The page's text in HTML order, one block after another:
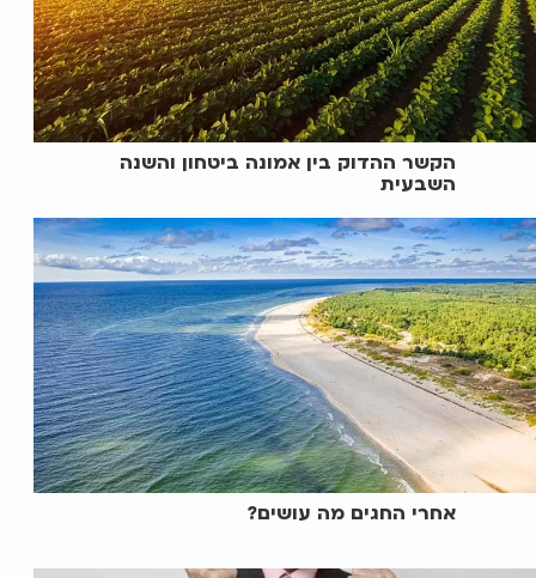
הקשר ההדוק בין אמונה ביטחון והשנה
השבעית
אחרי החגים מה עושים?